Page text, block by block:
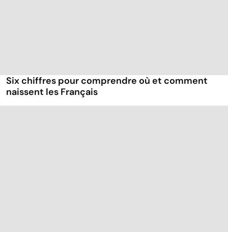
Six chiffres pour comprendre où et comment
naissent les Français